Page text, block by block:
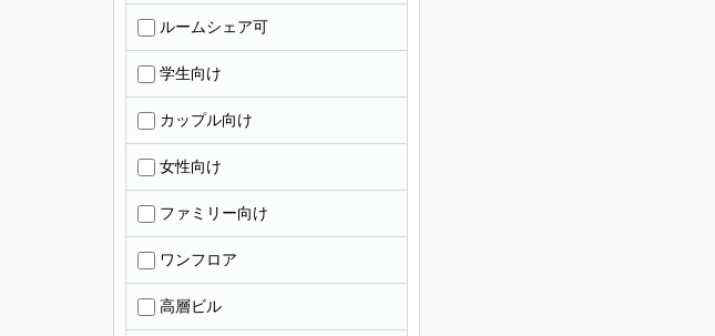
ルームシェア可
学生向け
カップル向け
女性向け
ファミリー向け
ワンフロア
高層ビル